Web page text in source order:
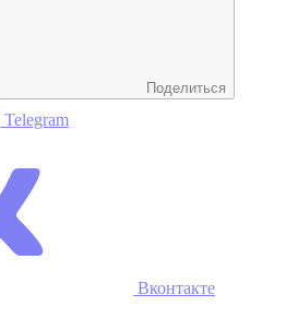
Поделиться
Telegram
Вконтакте